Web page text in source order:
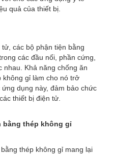
quả của thiết bị.
các bộ phận tiện bằng
các đầu nối, phần cứng,
nhau. Khả năng chống ăn
không gỉ làm cho nó trở
dụng này, đảm bảo chức
thiết bị điện tử.
bằng thép không gỉ
thép không gỉ mang lại